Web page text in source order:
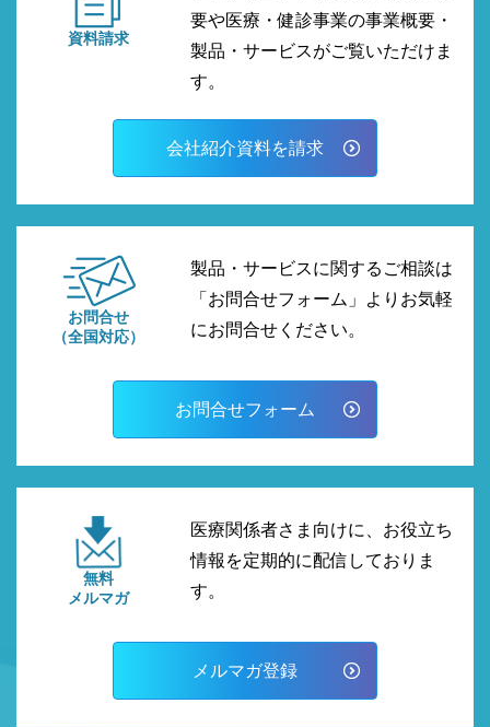
資料請求
要や医療・健診事業の事業概要・
製品・サービスがご覧いただけま
す。
会社紹介資料を請求
お問合せ
（全国対応）
製品・サービスに関するご相談は
「お問合せフォーム」よりお気軽
にお問合せください。
お問合せフォーム
無料
メルマガ
医療関係者さま向けに、お役立ち
情報を定期的に配信しておりま
す。
メルマガ登録